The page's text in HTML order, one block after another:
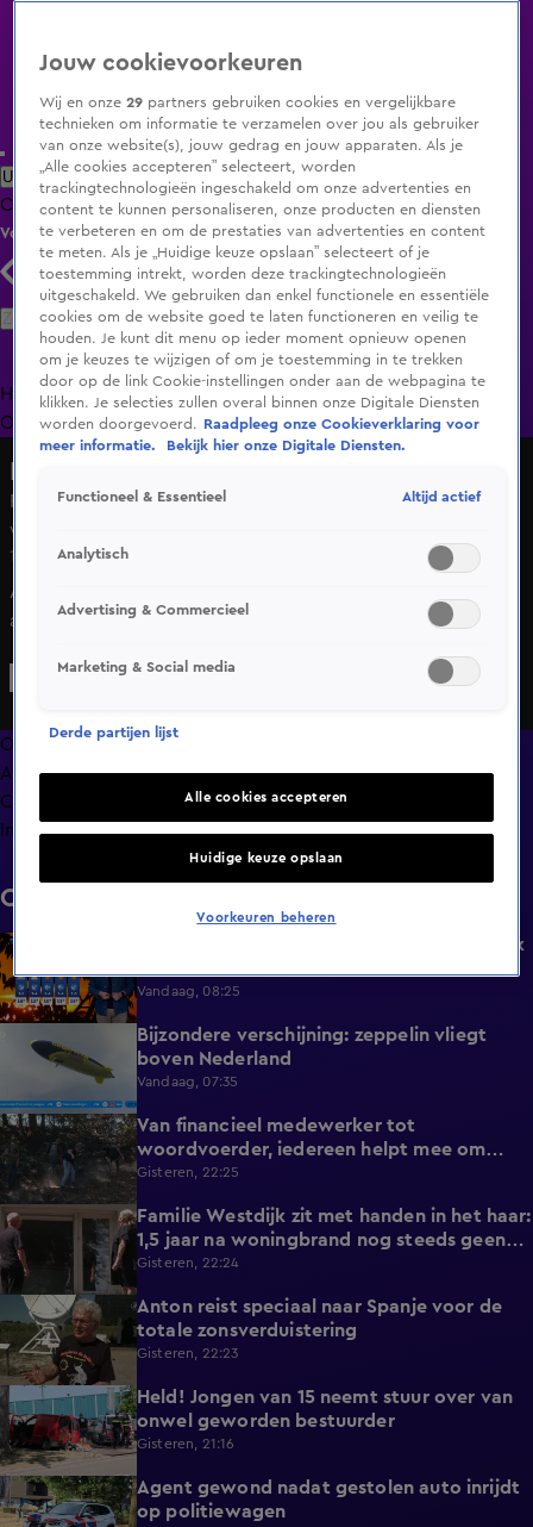
Uitzending Gemist Populaire programma's Zenders Genres
ClipsFilmsRadioSmart TV inlogShop
Volg KIJK
Zoeken
HomeUitzending Gemist Programma's De Bondgenoten
OranjezomerLivestreamsShop
Pabo-studenten Almere krijgen na opleiding baan en
woning
16 juni 2025, 21:07
Afgestudeerd aan de pabo in Almere? Vanaf 2025 krijg je
als jonge leraar niet alleen werk, maar ook voorrang op
Overzicht
Afleveringen
Clips
Info
Clips
1:45
Kwik stijgt naar 31 graden, later deze week
Vandaag, 08:25
0:52
Bijzondere verschijning: zeppelin vliegt
boven Nederland
Vandaag, 07:35
2:14
Van financieel medewerker tot
woordvoerder, iedereen helpt mee om
nieuwe natuurbrand te voorkomen
Gisteren, 22:25
2:10
Familie Westdijk zit met handen in het haar:
1,5 jaar na woningbrand nog steeds geen
zicht op hulp
Gisteren, 22:24
1:42
Anton reist speciaal naar Spanje voor de
totale zonsverduistering
Gisteren, 22:23
0:30
Held! Jongen van 15 neemt stuur over van
onwel geworden bestuurder
Gisteren, 21:16
0:32
Agent gewond nadat gestolen auto inrijdt
op politiewagen
Jouw cookievoorkeuren
Wij en onze29 partners gebruiken cookies en vergelijkbare
technieken om informatie te verzamelen over jou als gebruiker
van onze website(s), jouw gedrag en jouw apparaten. Als je
„Alle cookies accepteren” selecteert, worden
trackingtechnologieën ingeschakeld om onze advertenties en
content te kunnen personaliseren, onze producten en diensten
te verbeteren en om de prestaties van advertenties en content
te meten. Als je „Huidige keuze opslaan” selecteert of je
toestemming intrekt, worden deze trackingtechnologieën
uitgeschakeld. We gebruiken dan enkel functionele en essentiële
cookies om de website goed te laten functioneren en veilig te
houden. Je kunt dit menu op ieder moment opnieuw openen
om je keuzes te wijzigen of om je toestemming in te trekken
door op de link Cookie-instellingen onder aan de webpagina te
klikken. Je selecties zullen overal binnen onze Digitale Diensten
worden doorgevoerd.
Raadpleeg onze Cookieverklaring voor
meer informatie.
Bekijk hier onze Digitale Diensten.
Functioneel & Essentieel Altijd actief
Analytisch
Advertising & Commercieel
Marketing & Social media
Derde partijen lijst
Alle cookies accepteren
Huidige keuze opslaan
Voorkeuren beheren